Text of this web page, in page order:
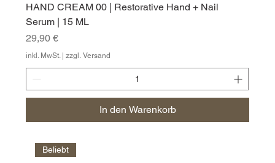
HAND CREAM 00 | Restorative Hand + Nail
Serum | 15 ML
Preis
29,90 €
inkl. MwSt. |zzgl. Versand
In den Warenkorb
Beliebt